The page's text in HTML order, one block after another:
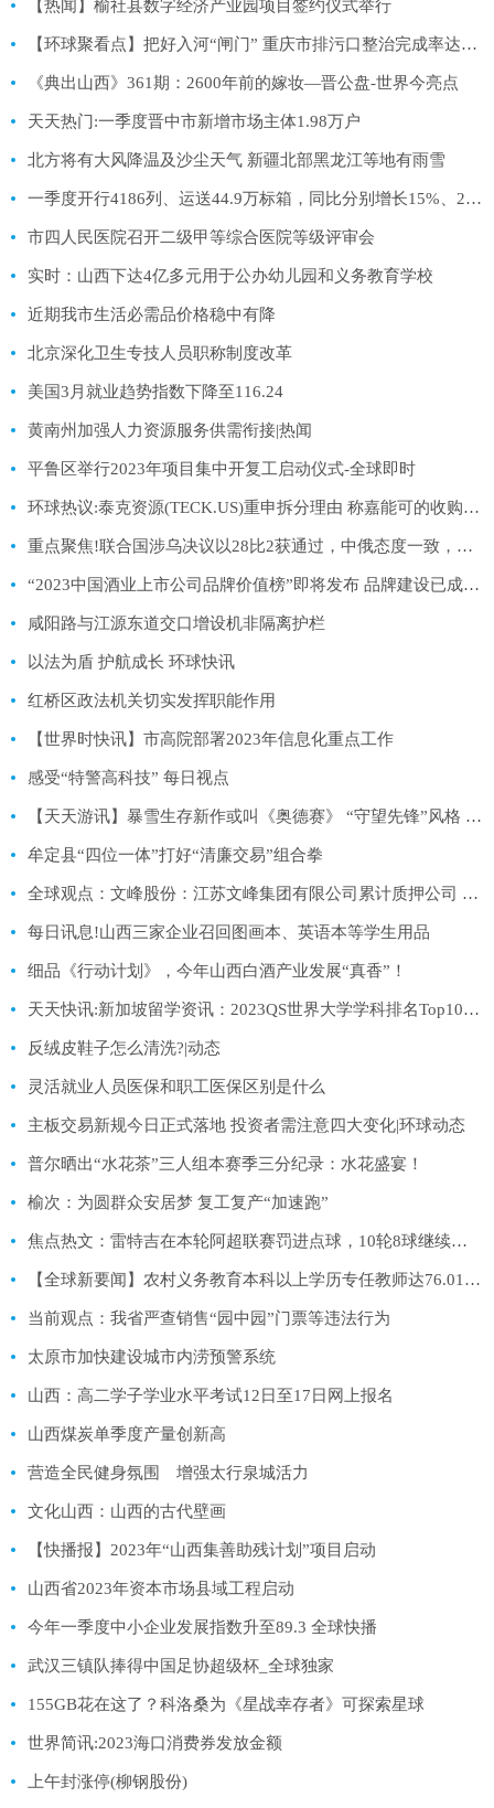
【热闻】榆社县数字经济产业园项目签约仪式举行
【环球聚看点】把好入河“闸门” 重庆市排污口整治完成率达到80%
《典出山西》361期：2600年前的嫁妆—晋公盘-世界今亮点
天天热门:一季度晋中市新增市场主体1.98万户
北方将有大风降温及沙尘天气 新疆北部黑龙江等地有雨雪
一季度开行4186列、运送44.9万标箱，同比分别增长15%、28% 中欧班列承运货物日益丰富 世界今日报
市四人民医院召开二级甲等综合医院等级评审会
实时：山西下达4亿多元用于公办幼儿园和义务教育学校
近期我市生活必需品价格稳中有降
北京深化卫生专技人员职称制度改革
美国3月就业趋势指数下降至116.24
黄南州加强人力资源服务供需衔接|热闻
平鲁区举行2023年项目集中开复工启动仪式-全球即时
环球热议:泰克资源(TECK.US)重申拆分理由 称嘉能可的收购提议“不可执行”
重点聚焦!联合国涉乌决议以28比2获通过，中俄态度一致，俄大使称拒绝合作
“2023中国酒业上市公司品牌价值榜”即将发布 品牌建设已成酒业发展核心:当前快报
咸阳路与江源东道交口增设机非隔离护栏
以法为盾 护航成长 环球快讯
红桥区政法机关切实发挥职能作用
【世界时快讯】市高院部署2023年信息化重点工作
感受“特警高科技” 每日视点
【天天游讯】暴雪生存新作或叫《奥德赛》 “守望先锋”风格 当前焦点
牟定县“四位一体”打好“清廉交易”组合拳
全球观点：文峰股份：江苏文峰集团有限公司累计质押公司 A 股股份约 2.66 亿股
每日讯息!山西三家企业召回图画本、英语本等学生用品
细品《行动计划》，今年山西白酒产业发展“真香”！
天天快讯:新加坡留学资讯：2023QS世界大学学科排名Top100专业汇总
反绒皮鞋子怎么清洗?|动态
灵活就业人员医保和职工医保区别是什么
主板交易新规今日正式落地 投资者需注意四大变化|环球动态
普尔晒出“水花茶”三人组本赛季三分纪录：水花盛宴！
榆次：为圆群众安居梦 复工复产“加速跑”
焦点热文：雷特吉在本轮阿超联赛罚进点球，10轮8球继续领跑射手榜
【全球新要闻】农村义务教育本科以上学历专任教师达76.01%（新数据 新看点）
当前观点：我省严查销售“园中园”门票等违法行为
太原市加快建设城市内涝预警系统
山西：高二学子学业水平考试12日至17日网上报名
山西煤炭单季度产量创新高
营造全民健身氛围 增强太行泉城活力
文化山西：山西的古代壁画
【快播报】2023年“山西集善助残计划”项目启动
山西省2023年资本市场县域工程启动
今年一季度中小企业发展指数升至89.3 全球快播
武汉三镇队捧得中国足协超级杯_全球独家
155GB花在这了？科洛桑为《星战幸存者》可探索星球
世界简讯:2023海口消费券发放金额
上午封涨停(柳钢股份)